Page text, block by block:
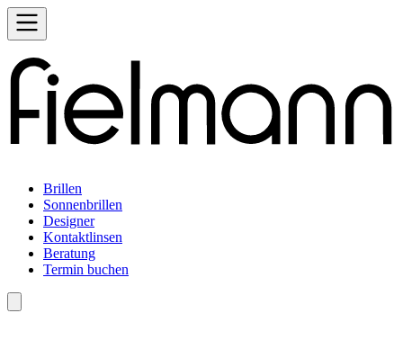
Brillen
Sonnenbrillen
Designer
Kontaktlinsen
Beratung
Termin buchen